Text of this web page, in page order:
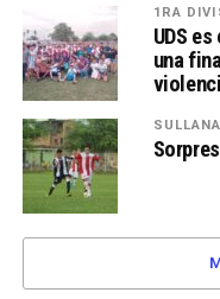
1RA
UDS
una
SULLANA